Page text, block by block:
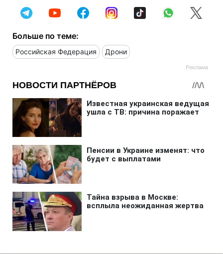
Больше по теме:
Российская Федерация Дрони